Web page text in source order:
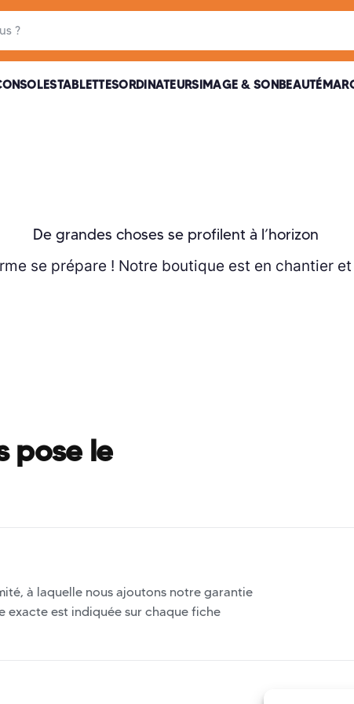
TABLETTESORDINATEURSIMAGE & SONBEAUTÉ
De grandes choses se profilent à l’horizon
se prépare ! Notre boutique est en chantier
pose le
à laquelle nous ajoutons notre garantie
exacte est indiquée sur chaque fiche